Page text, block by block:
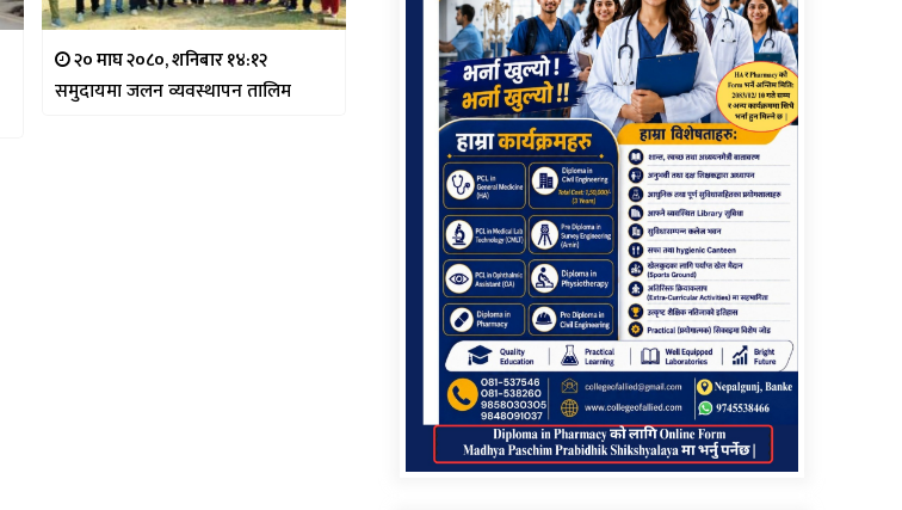
२० माघ २०८०, शनिबार १४:१२
समुदायमा जलन व्यवस्थापन तालिम